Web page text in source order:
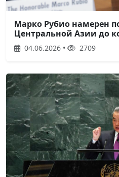
Марко Рубио намерен
Центральной Азии до
04.06.2026 • 2709